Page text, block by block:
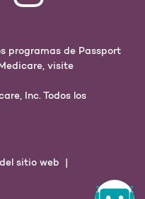
programas de Passport
visite
Inc. Todos los
sitio web